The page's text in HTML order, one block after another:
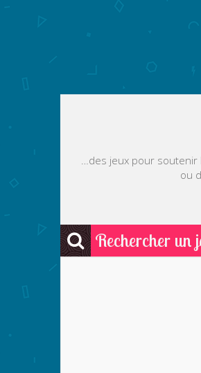
…des jeux pour
ou
Rechercher un